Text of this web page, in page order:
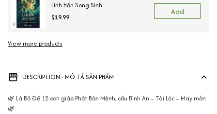
Linh Hồn Song Sinh
$19.99
Add
View more products
DESCRIPTION - MÔ TẢ SẢN PHẨM
🌿 Lá Bồ Đề 12 con giáp Phật Bản Mệnh, cầu Bình An – Tài Lộc – May mắn
🌿